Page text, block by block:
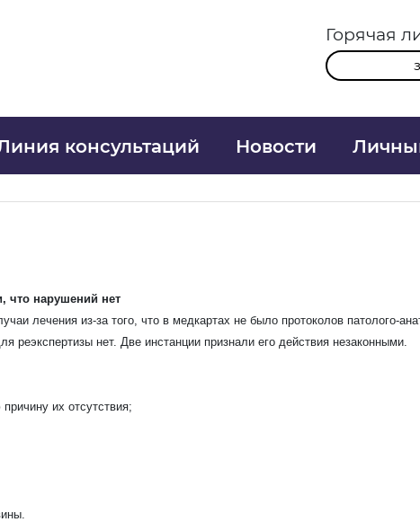
Горячая
консультаций Новости
что нарушений нет
лечения из-за того, что в медкартах не было протоколов патолого-
нет. Две инстанции признали его действия незаконными.
их отсутствия;
комплекта